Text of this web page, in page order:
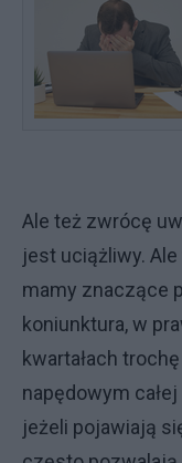
Ale też zwrócę
jest uciążliwy.
mamy znaczące
koniunktura, w
kwartałach
napędowym
jeżeli pojawiają